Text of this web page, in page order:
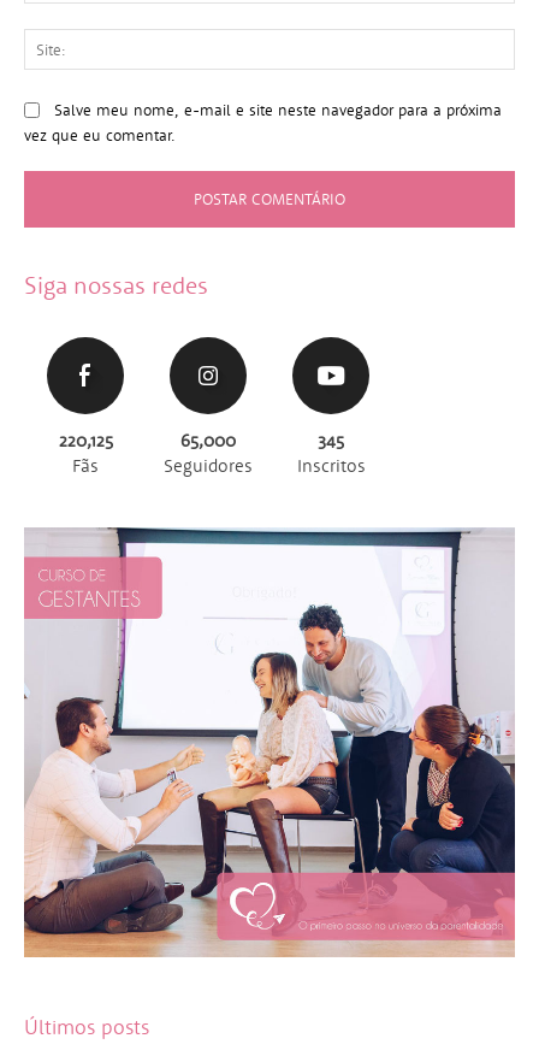
Salve meu nome, e-mail e site neste navegador para a próxima
vez que eu comentar.
Siga nossas redes
220,125
Fãs
65,000
Seguidores
345
Inscritos
Últimos posts